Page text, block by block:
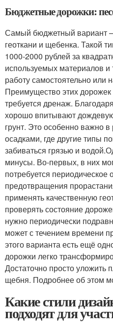
Бюджетные дорожки:
Самый бюджетный вариант
геоткани и щебенка. Такой
1000-2000 рублей за
используемых материалов
работу самостоятельно или
Преимущество этих дорожек
требуется дренаж.
хорошо впитывают
грунт. Это особенно важно
осадками, где другие типы
забиваться грязью и
минусы. Во-первых, в них
потребуется
предотвращения
применять качественную
проверять состояние
нужно периодически
может с течением времени
этого варианта есть ещё
дорожки легко
Достаточно просто уложить
щебня. Подробнее об этом
Какие стили
подходят для